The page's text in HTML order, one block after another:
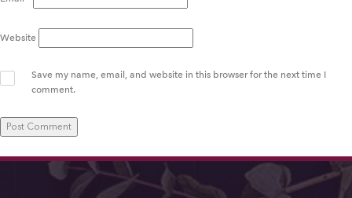
Website
Save my name, email, and website in this browser for the next time I
comment.